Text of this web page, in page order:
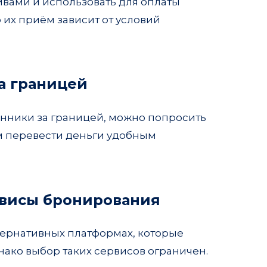
приём зависит от условий
границей
за границей, можно попросить
перевести деньги удобным
бронирования
платформах, которые
выбор таких сервисов ограничен.